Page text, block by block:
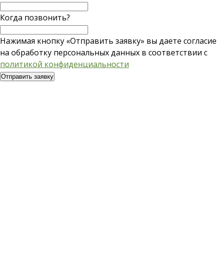
Когда позвонить?
Нажимая кнопку «Отправить заявку» вы даете согласие
на обработку персональных данных в соответствии с
политикой конфиденциальности
Отправить заявку